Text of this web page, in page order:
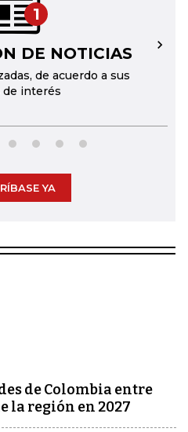
1
DE NOTICIAS
de acuerdo a sus
de interés
→
YA
de Colombia entre
la región en 2027